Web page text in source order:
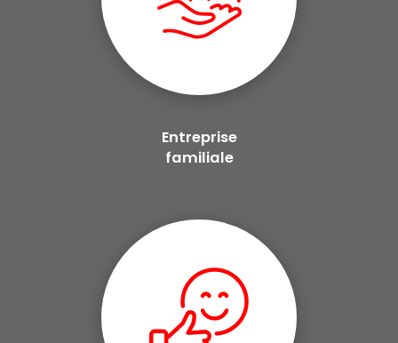
Entreprise
familiale